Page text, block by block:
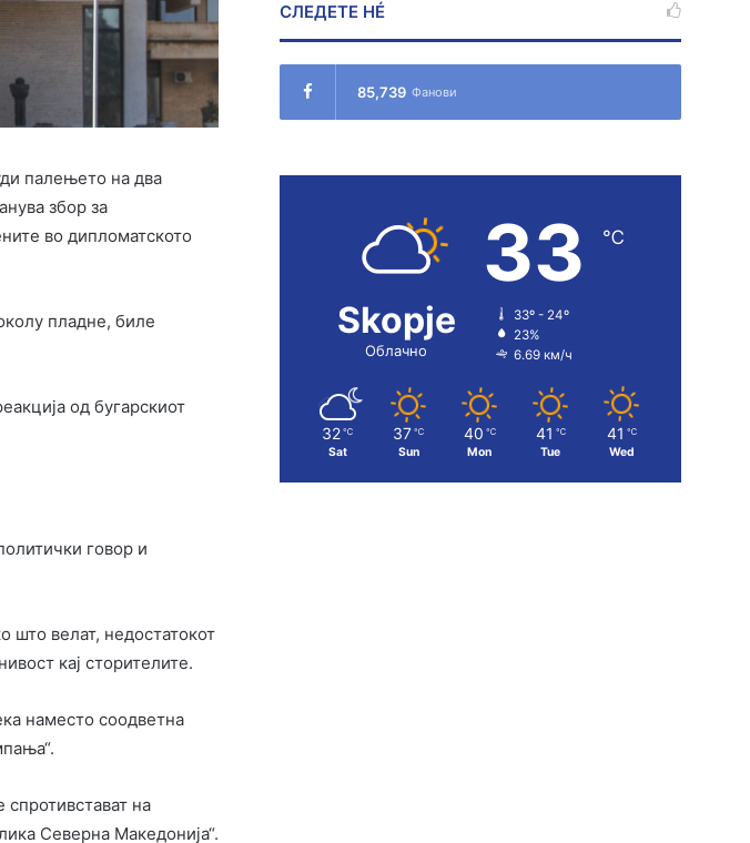
палењето на два
збор за
во дипломатското
пладне, биле
од бугарскиот
говор и
што велат, недостатокот
кај сторителите.
наместо соодветна
на
Северна Македонија“.
СЛЕДЕТЕ НÉ
85,739 Фанови
Skopje
Облачно
33 ℃
33º - 24º
23%
6.69 км/ч
32 ℃
Sat
37 ℃
Sun
40 ℃
Mon
41 ℃
Tue
41 ℃
Wed